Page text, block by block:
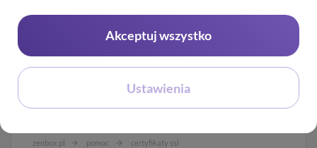
Akceptuj wszystko
Ustawienia
linkowania z http na https w bazie danych z poziomu
zenbox.pl pomoc certyfikaty ssl